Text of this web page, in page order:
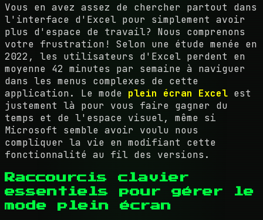
Vous en avez assez de chercher partout dans
l'interface d'Excel pour simplement avoir
plus d'espace de travail? Nous comprenons
votre frustration! Selon une étude menée en
2022, les utilisateurs d'Excel perdent en
moyenne 42 minutes par semaine à naviguer
dans les menus complexes de cette
application. Le mode plein écran Excel est
justement là pour vous faire gagner du
temps et de l'espace visuel, même si
Microsoft semble avoir voulu nous
compliquer la vie en modifiant cette
fonctionnalité au fil des versions.
Raccourcis clavier
essentiels pour gérer le
mode plein écran